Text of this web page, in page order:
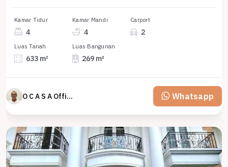
Kamar Tidur
4
Kamar Mandi
4
Carport
2
Luas Tanah
633 m²
Luas Bangunan
269 m²
O C A S A Official property perfected Whatsapp